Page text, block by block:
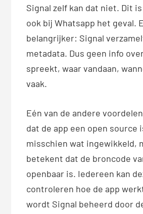
Signal zelf kan dat niet. Dit
ook bij Whatsapp het geval.
belangrijker: Signal
metadata. Dus geen info
spreekt, waar vandaan,
vaak.
Eén van de andere
dat de app een open source
misschien wat ingewikkeld,
betekent dat de broncode
openbaar is. Iedereen kan
controleren hoe de app
wordt Signal beheerd door